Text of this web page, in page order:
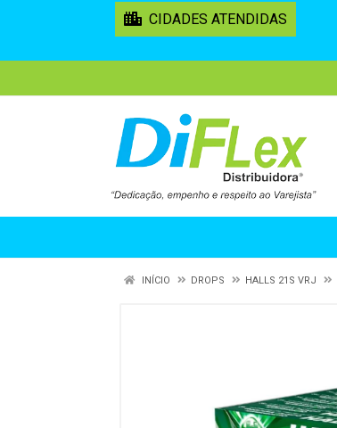
CIDADES ATENDIDAS
INÍCIO DROPS HALLS 21S VRJ